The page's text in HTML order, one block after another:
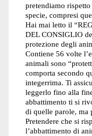
pretendiamo
specie, compresi
Hai mai letto il
DEL CONSIGLIO
protezione degli
Contiene 56 volte
animali sono
comporta secondo
integerrima. Ti
leggerlo fino alla
abbattimento ti si
di quelle parole, ma
Pretendere che si
l’abbattimento di